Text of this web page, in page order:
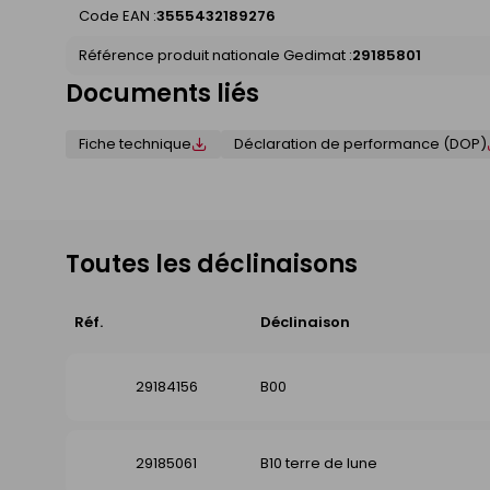
Code EAN :3555432189276
Référence produit nationale Gedimat :29185801
Documents liés
Fiche technique Déclaration de performance (DOP)
Toutes les déclinaisons
Réf. Déclinaison
29184156 B00
29185061 B10 terre de lune